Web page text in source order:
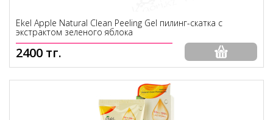
Ekel Apple Natural Clean Peeling Gel пилинг-скатка с
экстрактом зеленого яблока
2400 тг.